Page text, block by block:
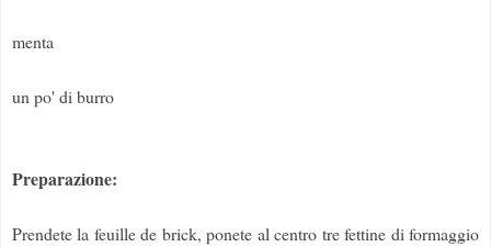
menta
un po' di burro
Preparazione:
Prendete la feuille de brick, ponete al centro tre fettine di formaggio